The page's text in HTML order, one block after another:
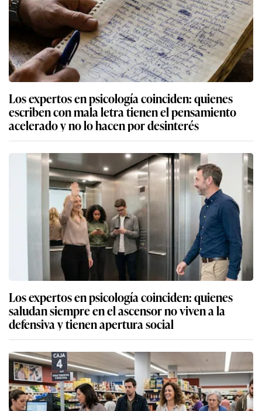
Los expertos en psicología coinciden: quienes
escriben con mala letra tienen el pensamiento
acelerado y no lo hacen por desinterés
Los expertos en psicología coinciden: quienes
saludan siempre en el ascensor no viven a la
defensiva y tienen apertura social